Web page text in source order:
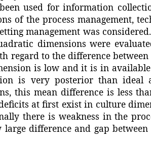
used for information
of the process management,
management was
dimensions were
regard to the difference
is low and it is in
is very posterior than ideal
this mean difference is less
at first exist in culture
there is weakness in the
difference and gap